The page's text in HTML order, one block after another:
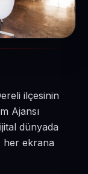
ilçesinin
Ajansı
dünyada
her ekrana